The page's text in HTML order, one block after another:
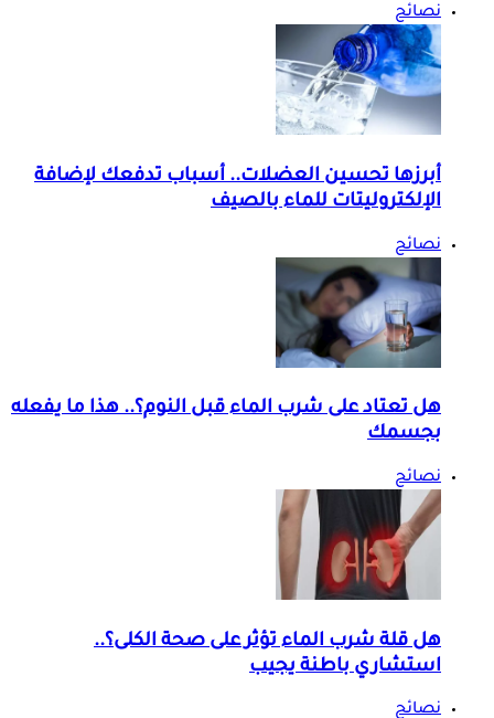
نصائح
أبرزها تحسين العضلات.. أسباب تدفعك لإضافة
الإلكتروليتات للماء بالصيف
نصائح
هل تعتاد على شرب الماء قبل النوم؟.. هذا ما يفعله
بجسمك
نصائح
هل قلة شرب الماء تؤثر على صحة الكلى؟..
استشاري باطنة يجيب
نصائح